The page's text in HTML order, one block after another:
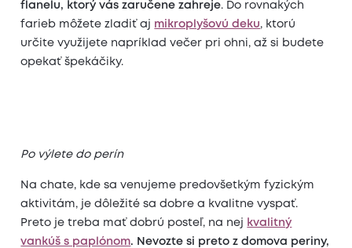
flanelu, ktorý vás zaručene zahreje. Do rovnakých
farieb môžete zladiť aj mikroplyšovú deku, ktorú
určite využijete napríklad večer pri ohni, až si budete
opekať špekáčiky.
Po výlete do perín
Na chate, kde sa venujeme predovšetkým fyzickým
aktivitám, je dôležité sa dobre a kvalitne vyspať.
Preto je treba mať dobrú posteľ, na nej kvalitný
vankúš s paplónom. Nevozte si preto z domova periny,